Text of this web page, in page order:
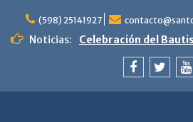
contenido
(598) 25141927
Noticias:
Celebración del
de primaria. Familia y
con Jesús.